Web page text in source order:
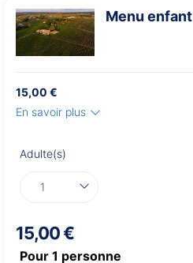
Menu enfant
15,00 €
En savoir plus
Adulte(s)
15,00 €
Pour 1 personne